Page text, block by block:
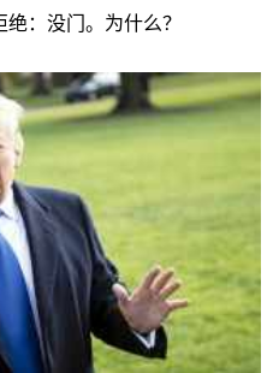
：没门。为什么？